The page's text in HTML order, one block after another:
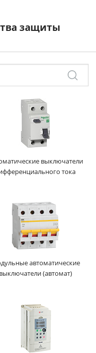
защиты
выключатели
тока
автоматические
выключатели (автомат)